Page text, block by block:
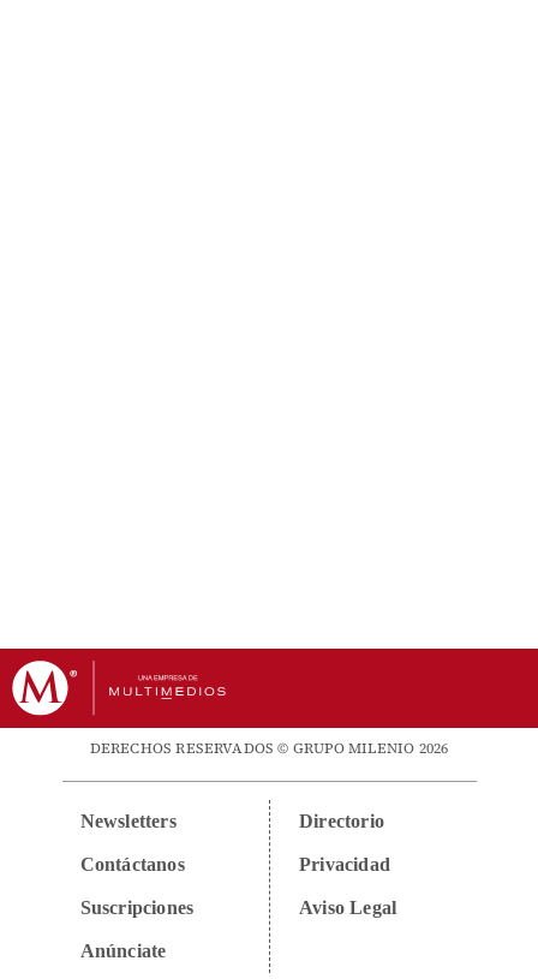
DERECHOS RESERVADOS © GRUPO MILENIO 2026
Newsletters
Contáctanos
Suscripciones
Anúnciate
Directorio
Privacidad
Aviso Legal